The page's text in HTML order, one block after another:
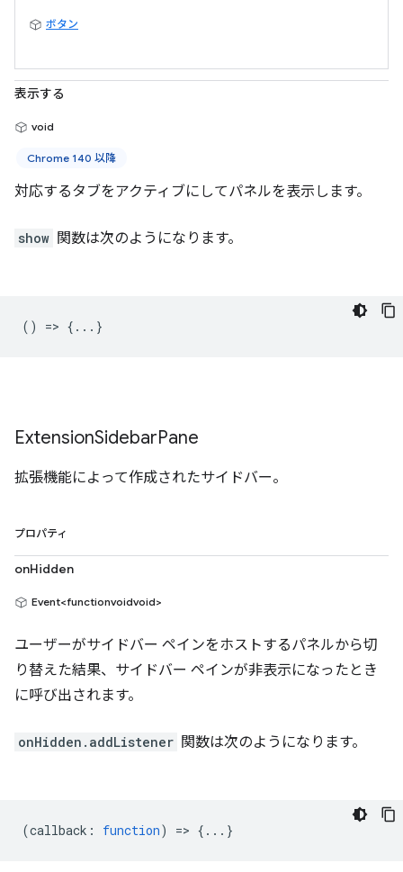
ボタン
表示する
void
Chrome 140 以降
対応するタブをアクティブにしてパネルを表示します。
show 関数は次のようになります。
() => {...}
ExtensionSidebarPane
拡張機能によって作成されたサイドバー。
プロパティ
onHidden
Event<functionvoidvoid>
ユーザーがサイドバー ペインをホストするパネルから切
り替えた結果、サイドバー ペインが非表示になったとき
に呼び出されます。
onHidden.addListener 関数は次のようになります。
(callback : function) => {...}